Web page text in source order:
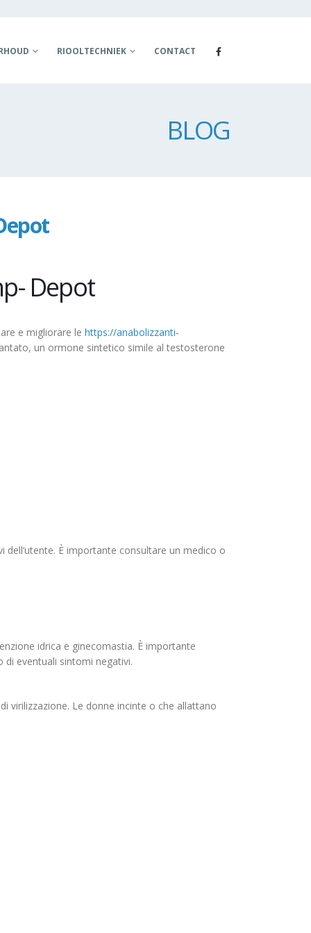
RIOOLTECHNIEK CONTACT
BLOG
Depot
e migliorare le https://anabolizzanti-
un ormone sintetico simile al testosterone
È importante consultare un medico o
idrica e ginecomastia. È importante
eventuali sintomi negativi.
virilizzazione. Le donne incinte o che allattano